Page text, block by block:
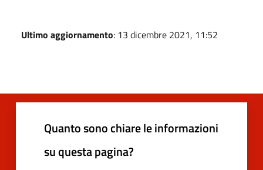
Ultimo aggiornamento: 13 dicembre 2021, 11:52
Quanto sono chiare le informazioni
su questa pagina?